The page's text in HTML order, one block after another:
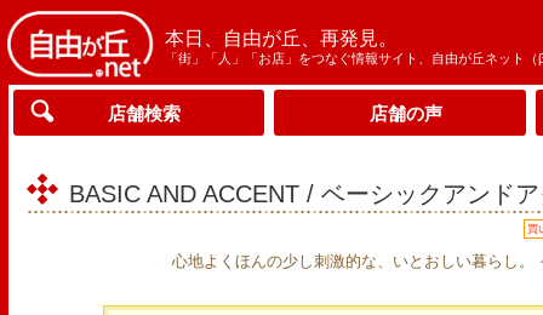
本日、自由が丘、再発見。
「街」「人」「お店」をつなぐ情報サイト、自由が丘ネット（
店舗検索 店舗の声
BASIC AND ACCENT / ベーシックアンド
買
心地よくほんの少し刺激的な、いとおしい暮らし。